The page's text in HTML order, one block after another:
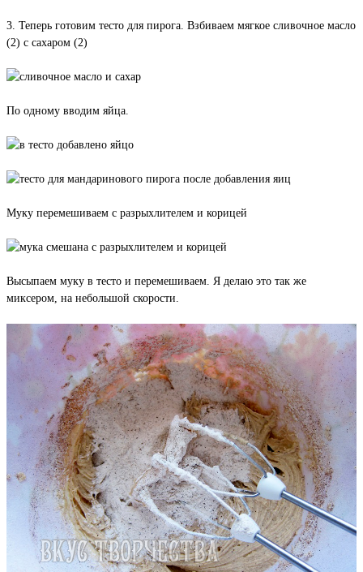
3. Теперь готовим тесто для пирога. Взбиваем мягкое сливочное масло
(2) с сахаром (2)
По одному вводим яйца.
Муку перемешиваем с разрыхлителем и корицей
Высыпаем муку в тесто и перемешиваем. Я делаю это так же
миксером, на небольшой скорости.